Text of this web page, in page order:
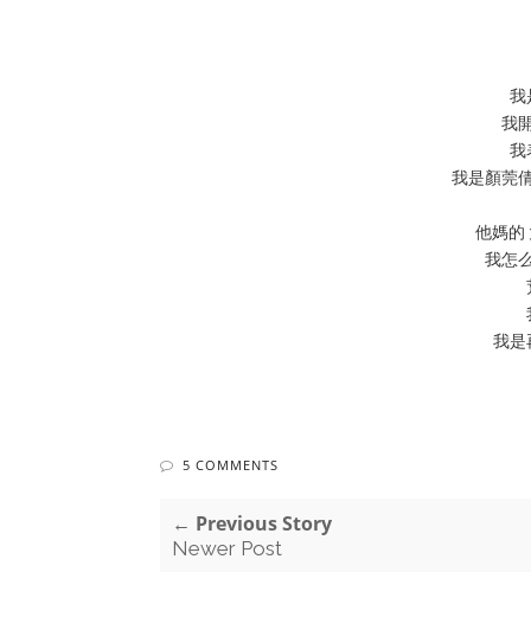
我
我
我
我是顏莞
他媽的
我怎
我是
5 COMMENTS
← Previous Story
Newer Post